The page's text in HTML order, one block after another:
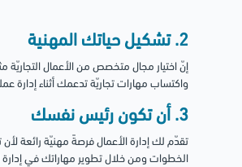
2. تشكيل حياتك المهنية
إنّ اختيار مجال متخصص من الأعمال التجاريّة
واكتساب مهارات تجاريّة تدعمك أثناء إدارة
3. أن تكون رئيس نفسك
تقدّم لك إدارة الأعمال فرصةً مهنيّة رائعة
الخطوات ومن خلال تطوير مهاراتك في